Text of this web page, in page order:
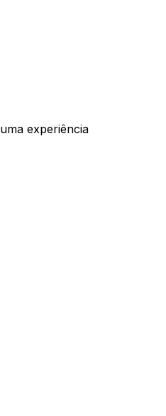
uma experiência